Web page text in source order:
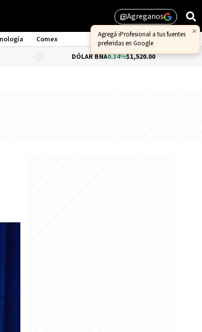
library_addAgreganos
×
Agregá iProfesional a tus fuentes
preferidas en Google
Comex
DÓLAR BNA0.34%$1,520.00 DÓLAR